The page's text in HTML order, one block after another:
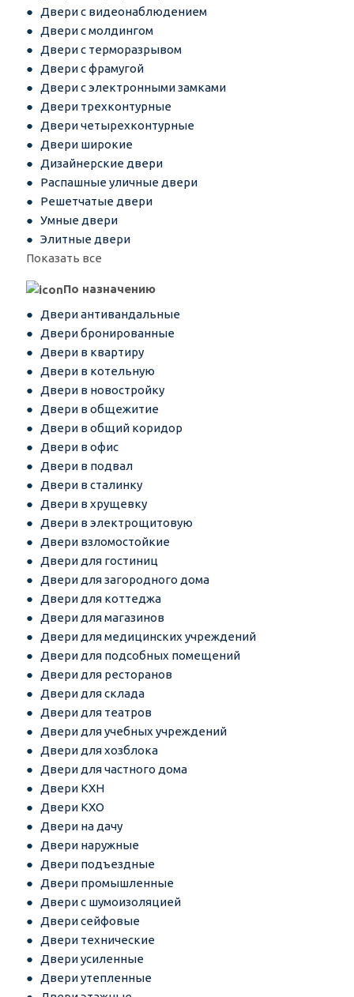
Двери с видеонаблюдением
Двери с молдингом
Двери с терморазрывом
Двери с фрамугой
Двери с электронными замками
Двери трехконтурные
Двери четырехконтурные
Двери широкие
Дизайнерские двери
Распашные уличные двери
Решетчатые двери
Умные двери
Элитные двери
Показать все
По назначению
Двери антивандальные
Двери бронированные
Двери в квартиру
Двери в котельную
Двери в новостройку
Двери в общежитие
Двери в общий коридор
Двери в офис
Двери в подвал
Двери в сталинку
Двери в хрущевку
Двери в электрощитовую
Двери взломостойкие
Двери для гостиниц
Двери для загородного дома
Двери для коттеджа
Двери для магазинов
Двери для медицинских учреждений
Двери для подсобных помещений
Двери для ресторанов
Двери для склада
Двери для театров
Двери для учебных учреждений
Двери для хозблока
Двери для частного дома
Двери КХН
Двери КХО
Двери на дачу
Двери наружные
Двери подъездные
Двери промышленные
Двери с шумоизоляцией
Двери сейфовые
Двери технические
Двери усиленные
Двери утепленные